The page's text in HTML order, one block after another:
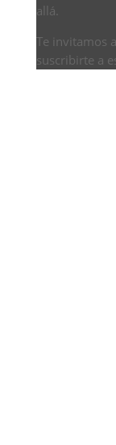
allá.
Te invitamos
suscribirte a